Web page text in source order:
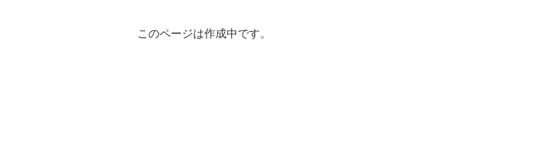
このページは作成中です。